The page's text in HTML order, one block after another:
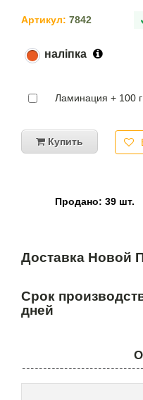
Артикул: 7842
наліпка
Ламинация + 100
Купить
Продано: 39 шт.
Доставка Новой
Срок
дней